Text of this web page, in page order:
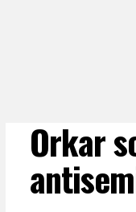
Orkar